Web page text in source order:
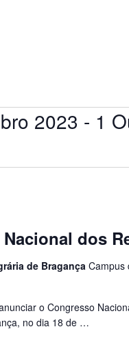
2023 - 1
dos
de BragançaCampus
o Congresso
no dia 18 de …